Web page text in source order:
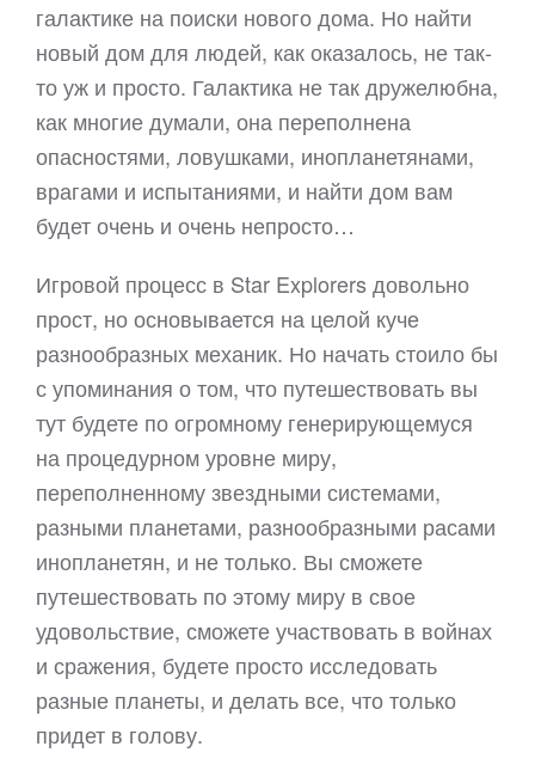
галактике на поиски нового дома. Но найти
новый дом для людей, как оказалось, не так-
то уж и просто. Галактика не так дружелюбна,
как многие думали, она переполнена
опасностями, ловушками, инопланетянами,
врагами и испытаниями, и найти дом вам
будет очень и очень непросто…
Игровой процесс в Star Explorers довольно
прост, но основывается на целой куче
разнообразных механик. Но начать стоило бы
с упоминания о том, что путешествовать вы
тут будете по огромному генерирующемуся
на процедурном уровне миру,
переполненному звездными системами,
разными планетами, разнообразными расами
инопланетян, и не только. Вы сможете
путешествовать по этому миру в свое
удовольствие, сможете участвовать в войнах
и сражения, будете просто исследовать
разные планеты, и делать все, что только
придет в голову.